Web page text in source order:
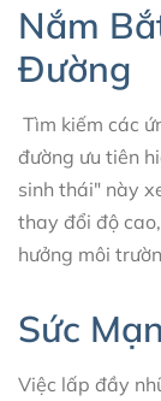
Nắm
Đường
Tìm kiếm các
đường ưu tiên
sinh thái" này
thay đổi độ
hưởng môi
Sức
Việc lấp đầy